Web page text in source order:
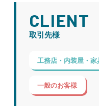
CLIENT
取引先様
工務店・内装屋・家
一般のお客様